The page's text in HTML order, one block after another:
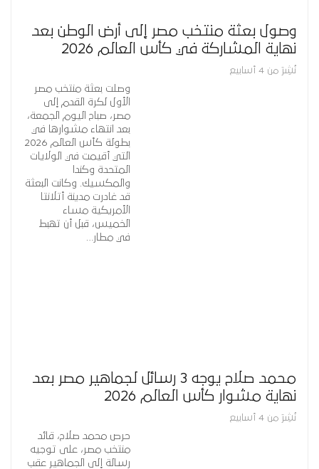
وصول بعثة منتخب مصر إلى أرض الوطن بعد
نهاية المشاركة في كأس العالم 2026
نُشِرَ من 4 أسابيع
وصلت بعثة منتخب مصر
الأول لكرة القدم إلى
مصر، صباح اليوم الجمعة،
بعد انتهاء مشوارها في
بطولة كأس العالم 2026
التي أقيمت في الولايات
المتحدة وكندا
والمكسيك. وكانت البعثة
قد غادرت مدينة أتلانتا
الأمريكية مساء
الخميس، قبل أن تهبط
في مطار…
محمد صلاح يوجه 3 رسائل لجماهير مصر بعد
نهاية مشوار كأس العالم 2026
نُشِرَ من 4 أسابيع
حرص محمد صلاح، قائد
منتخب مصر، على توجيه
رسالة إلى الجماهير عقب